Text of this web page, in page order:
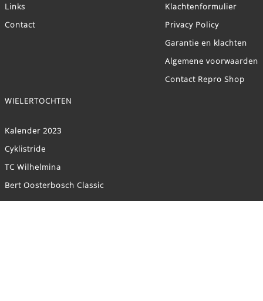
Links
Contact
Klachtenformulier
Privacy Policy
Garantie en klachten
Algemene voorwaarden
Contact Repro Shop
WIELERTOCHTEN
Kalender 2023
Cyklistride
TC Wilhelmina
Bert Oosterbosch Classic